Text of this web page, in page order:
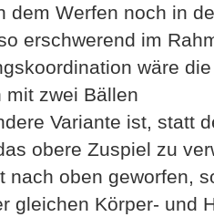
dem Werfen noch in
erschwerend im
wäre
mit zwei Bällen
Variante ist, statt
obere Zuspiel zu
nach oben geworfen,
gleichen Körper- und